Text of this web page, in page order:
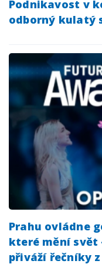
Podnikavost v
odborný kulatý
Prahu ovládne
které mění svět
přiváží řečníky